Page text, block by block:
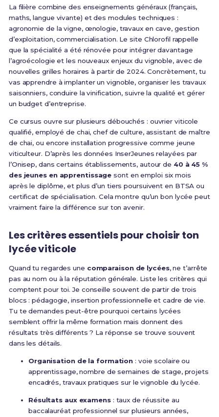
La filière combine des enseignements généraux (français,
maths, langue vivante) et des modules techniques :
agronomie de la vigne, œnologie, travaux en cave, gestion
d’exploitation, commercialisation. Le site Chlorofil rappelle
que la spécialité a été rénovée pour intégrer davantage
l’agroécologie et les nouveaux enjeux du vignoble, avec de
nouvelles grilles horaires à partir de 2024. Concrètement, tu
vas apprendre à implanter un vignoble, organiser les travaux
saisonniers, conduire la vinification, suivre la qualité et gérer
un budget d’entreprise.
Ce cursus ouvre sur plusieurs débouchés : ouvrier viticole
qualifié, employé de chai, chef de culture, assistant de maître
de chai, ou encore installation progressive comme jeune
viticulteur. D’après les données InserJeunes relayées par
l’Onisep, dans certains établissements, autour de 40 à 45 %
des jeunes en apprentissage sont en emploi six mois
après le diplôme, et plus d’un tiers poursuivent en BTSA ou
certificat de spécialisation. Cela montre qu’un bon lycée peut
vraiment faire la différence sur ton avenir.
Les critères essentiels pour choisir ton
lycée viticole
Quand tu regardes une comparaison de lycées, ne t’arrête
pas au nom ou à la réputation générale. Liste les critères qui
comptent pour toi. Je conseille souvent de partir de trois
blocs : pédagogie, insertion professionnelle et cadre de vie.
Tu te demandes peut-être pourquoi certains lycées
semblent offrir la même formation mais donnent des
résultats très différents ? La réponse se trouve souvent
dans les détails.
Organisation de la formation : voie scolaire ou
apprentissage, nombre de semaines de stage, projets
encadrés, travaux pratiques sur le vignoble du lycée.
Résultats aux examens: taux de réussite au
baccalauréat professionnel sur plusieurs années,